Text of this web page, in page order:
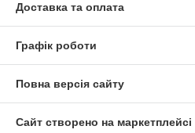
Доставка та оплата
Графік роботи
Повна версія сайту
Сайт створено на маркетплейсі